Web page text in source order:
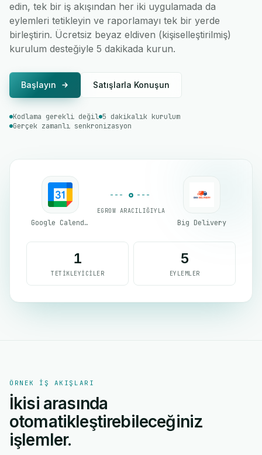
edin, tek bir iş akışından her iki uygulamada da
eylemleri tetikleyin ve raporlamayı tek bir yerde
birleştirin. Ücretsiz beyaz eldiven (kişiselleştirilmiş)
kurulum desteğiyle 5 dakikada kurun.
Başlayın Satışlarla Konuşun
Kodlama gerekli değil 5 dakikalık kurulum
Gerçek zamanlı senkronizasyon
Google Calendar
EGROW ARACILIĞIYLA
Big Delivery
1
TETIKLEYICILER
5
EYLEMLER
ÖRNEK IŞ AKIŞLARI
İkisi arasında
otomatikleştirebileceğiniz
işlemler.